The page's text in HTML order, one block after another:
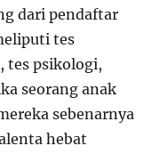
dari pendaftar
tes
tes psikologi,
seorang anak
sebenarnya
hebat